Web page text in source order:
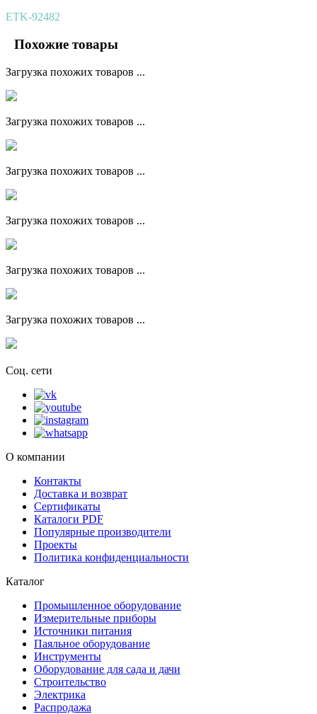
ETK-92482
Похожие товары
Загрузка похожих товаров ...
Загрузка похожих товаров ...
Загрузка похожих товаров ...
Загрузка похожих товаров ...
Загрузка похожих товаров ...
Загрузка похожих товаров ...
Соц. сети
О компании
Контакты
Доставка и возврат
Сертификаты
Каталоги PDF
Популярные производители
Проекты
Политика конфиденциальности
Каталог
Промышленное оборудование
Измерительные приборы
Источники питания
Паяльное оборудование
Инструменты
Оборудование для сада и дачи
Строительство
Электрика
Распродажа